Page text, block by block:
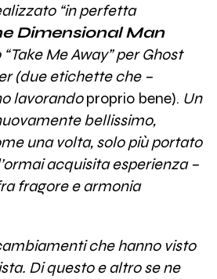
“in perfetta
Dimensional Man
Me Away” per Ghost
(due etichette che –
lavorandoproprio bene). Un
bellissimo,
una volta, solo più portato
acquisita esperienza –
fragore e armonia
che hanno visto
Di questo e altro se ne